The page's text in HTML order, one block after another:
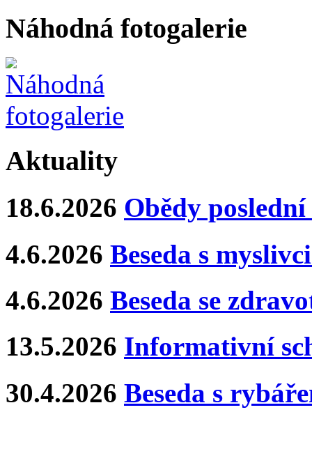
Náhodná fotogalerie
Aktuality
18.6.2026 Obědy
4.6.2026 Beseda s
4.6.2026 Beseda se
13.5.2026 Informativní
30.4.2026 Beseda s